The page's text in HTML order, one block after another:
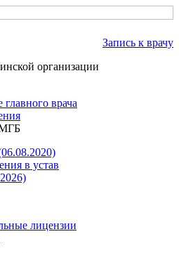
Запись к врачу
организации
врача
в устав
лицензии